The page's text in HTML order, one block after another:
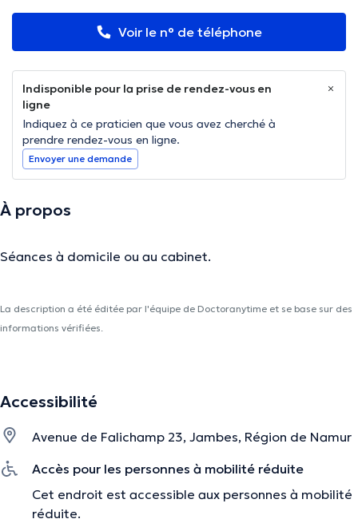
Voir le n° de téléphone
Indisponible pour la prise de rendez-vous en
ligne
Indiquez à ce praticien que vous avez cherché à
prendre rendez-vous en ligne.
Envoyer une demande
À propos
Séances à domicile ou au cabinet.
La description a été éditée par l'équipe de Doctoranytime et se base sur des
informations vérifiées.
Accessibilité
Avenue de Falichamp 23, Jambes, Région de Namur
Accès pour les personnes à mobilité réduite
Cet endroit est accessible aux personnes à mobilité
réduite.